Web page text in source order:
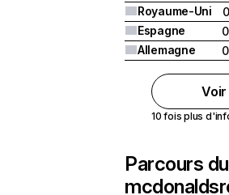
Royaume-Uni
Espagne
Allemagne
10 fois plus
Parcours